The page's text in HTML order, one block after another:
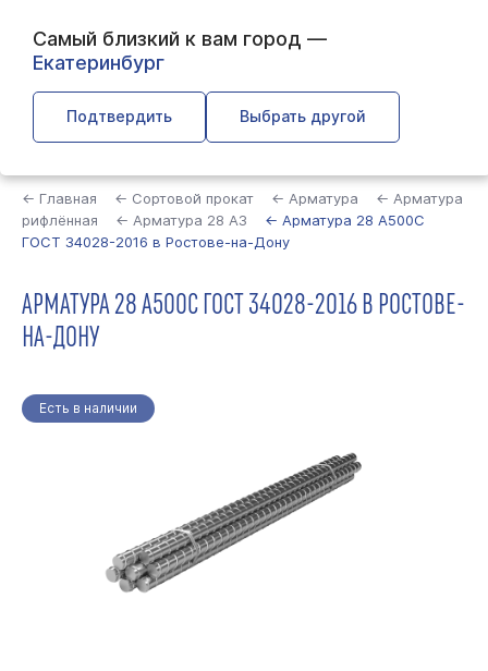
Самый близкий к вам город —
Екатеринбург
Подтвердить Выбрать другой
← Главная ← Сортовой прокат ← Арматура
← Арматура
рифлённая
← Арматура 28 А3
← Арматура 28 А500С
ГОСТ 34028-2016 в Ростове-на-Дону
АРМАТУРА 28 А500С ГОСТ 34028-2016 В РОСТОВЕ-
НА-ДОНУ
Есть в наличии